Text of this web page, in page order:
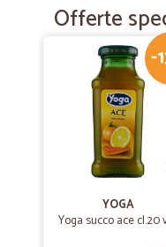
Consegna rapida, prezzo e
Offerte
-
YOGA
Yoga succo ace cl.20